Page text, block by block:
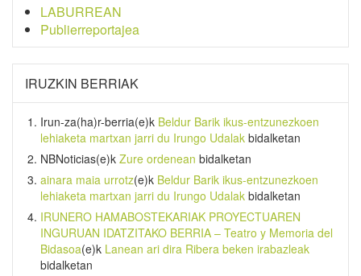
LABURREAN
Publierreportajea
IRUZKIN BERRIAK
Irun-za(ha)r-berria(e)k Beldur Barik ikus-entzunezkoen
lehiaketa martxan jarri du Irungo Udalak bidalketan
NBNoticias(e)k Zure ordenean bidalketan
ainara maia urrotz(e)k Beldur Barik ikus-entzunezkoen
lehiaketa martxan jarri du Irungo Udalak bidalketan
IRUNERO HAMABOSTEKARIAK PROYECTUAREN
INGURUAN IDATZITAKO BERRIA – Teatro y Memoria del
Bidasoa(e)k Lanean ari dira Ribera beken irabazleak
bidalketan